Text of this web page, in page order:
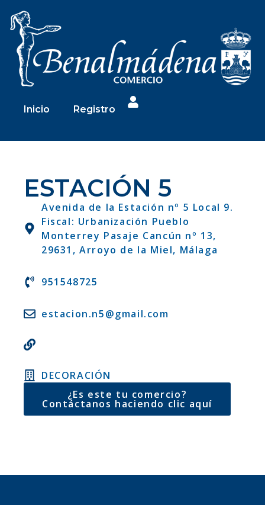
Inicio Registro
ESTACIÓN 5
Avenida de la Estación nº 5 Local 9.
Fiscal: Urbanización Pueblo
Monterrey Pasaje Cancún nº 13,
29631, Arroyo de la Miel, Málaga
951548725
estacion.n5@gmail.com
DECORACIÓN
¿Es este tu comercio?
Contáctanos haciendo clic aquí